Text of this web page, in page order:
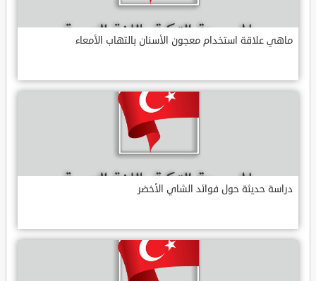
ماهي علاقة استخدام معجون الأسنان بالتهاب الأمعاء
دراسة حديثة حول فوائد الشاي الأخضر